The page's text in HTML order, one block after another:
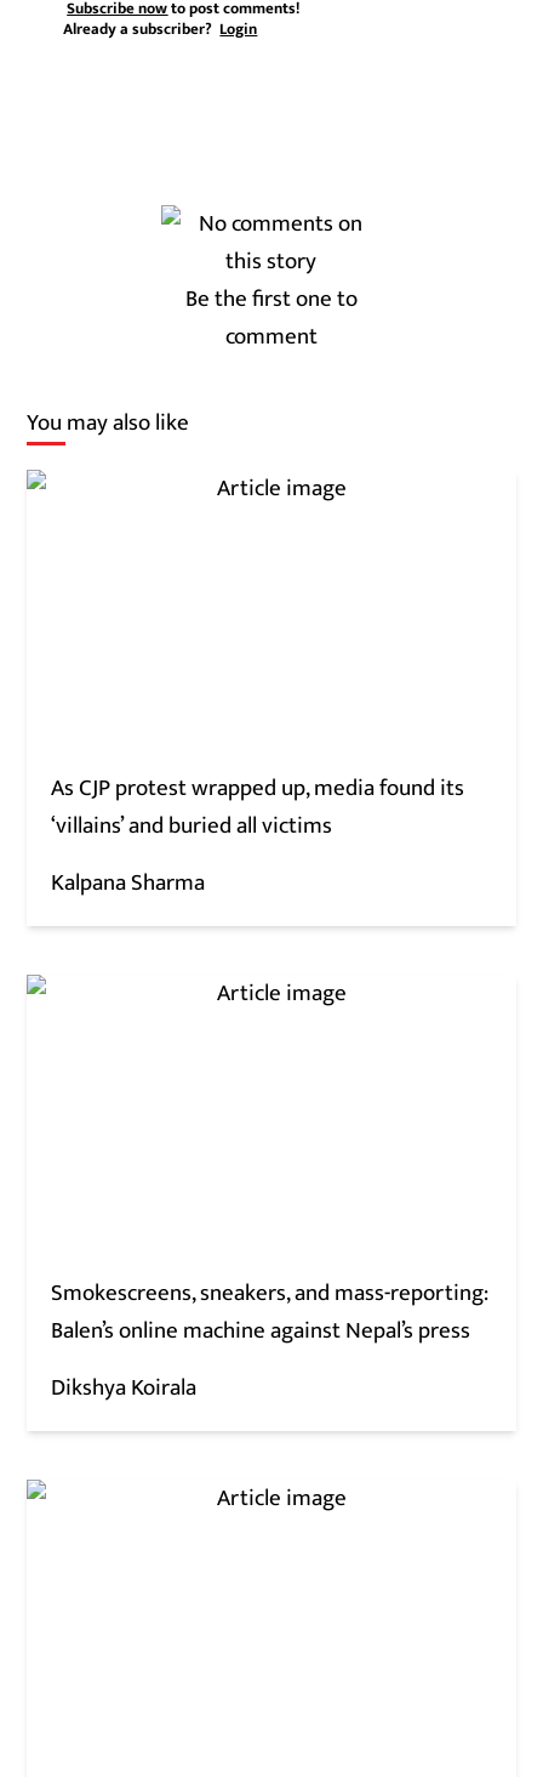
Subscribe nowto post comments!
Already a subscriber?Login
Be the first one to
comment
You may also like
As CJP protest wrapped up, media found its
‘villains’ and buried all victims
Kalpana Sharma
Smokescreens, sneakers, and mass-reporting:
Balen’s online machine against Nepal’s press
Dikshya Koirala